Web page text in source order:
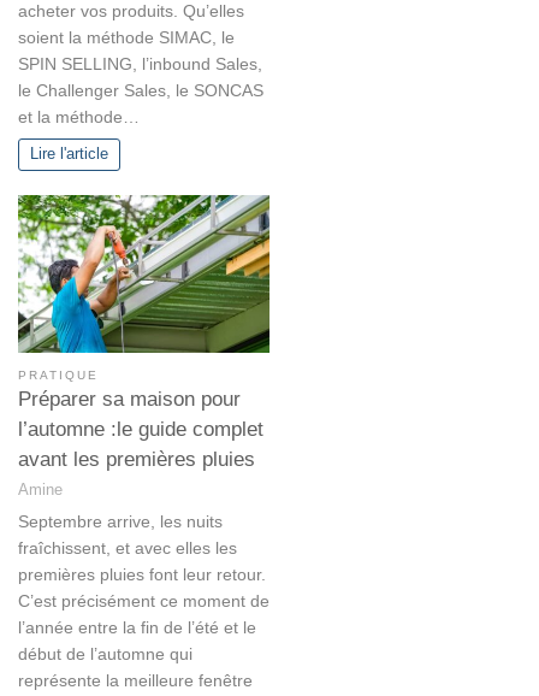
acheter vos produits. Qu’elles
soient la méthode SIMAC, le
SPIN SELLING, l’inbound Sales,
le Challenger Sales, le SONCAS
et la méthode…
Lire l'article
PRATIQUE
Préparer sa maison pour
l’automne :le guide complet
avant les premières pluies
Amine
Septembre arrive, les nuits
fraîchissent, et avec elles les
premières pluies font leur retour.
C’est précisément ce moment de
l’année entre la fin de l’été et le
début de l’automne qui
représente la meilleure fenêtre